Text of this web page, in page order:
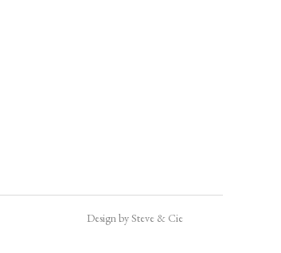
Design by Steve & Cie